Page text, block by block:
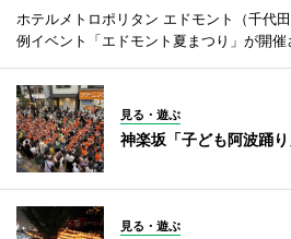
ホテルメトロポリタン エドモント（千代
例イベント「エドモント夏まつり」が開催
見る・遊ぶ
神楽坂「子ども阿波踊
見る・遊ぶ